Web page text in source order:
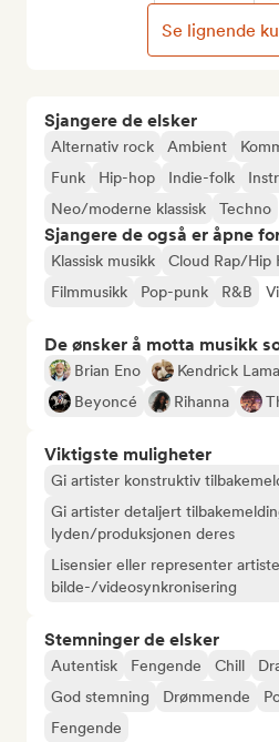
Sjangere de elsker
Alternativ rock Ambient
Funk
Hip-hop Indie-folk
Neo/moderne klassisk
Techno
Sjangere de også er åpne
Klassisk musikk Cloud Rap/Hip
Filmmusikk
Pop-punk R&B
De ønsker å motta musikk
Brian Eno Kendrick
Beyoncé
Rihanna
Viktigste muligheter
Gi artister konstruktiv
Gi artister detaljert
lyden/produksjonen deres
Lisensier eller representer
bilde-/videosynkronisering
Stemninger de elsker
Autentisk Fengende Chill
God stemning
Drømmende
Fengende
Se lignende